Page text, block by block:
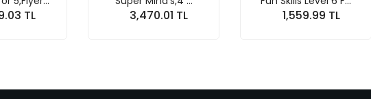
1,559.99 TL 2,481.60 TL